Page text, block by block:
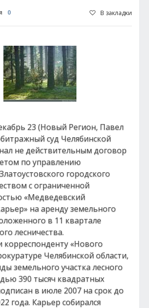
0 В закладки
23 (Новый Регион, Павел
суд Челябинской
не действительным договор
по управлению
городского
с ограниченной
«Медведевский
на аренду земельного
в 11 квартале
лесничества.
корреспонденту «Нового
Челябинской области,
земельного участка лесного
390 тысяч квадратных
в июле 2007 на срок до
года. Карьер собирался